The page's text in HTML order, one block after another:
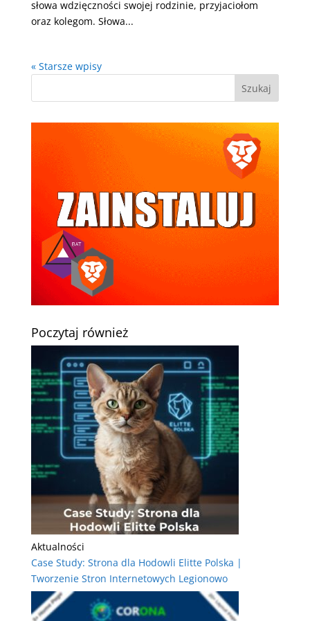
słowa wdzięczności swojej rodzinie, przyjaciołom
oraz kolegom. Słowa...
« Starsze wpisy
Poczytaj również
Aktualności
Case Study: Strona dla Hodowli Elitte Polska |
Tworzenie Stron Internetowych Legionowo